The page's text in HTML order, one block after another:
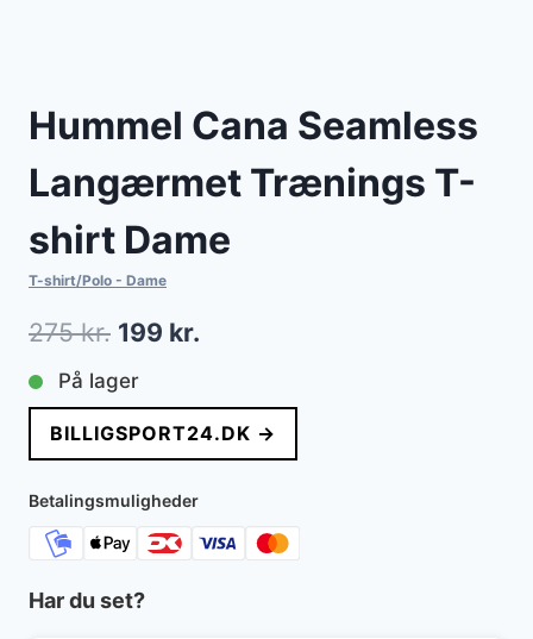
Hummel Cana Seamless
Langærmet Trænings T-
shirt Dame
T-shirt/Polo - Dame
275kr. Den
oprindelige
pris
var:
275 kr..
199 kr.
pris
er:
På lager
BILLIGSPORT24.DK →
Betalingsmuligheder
Har du set?